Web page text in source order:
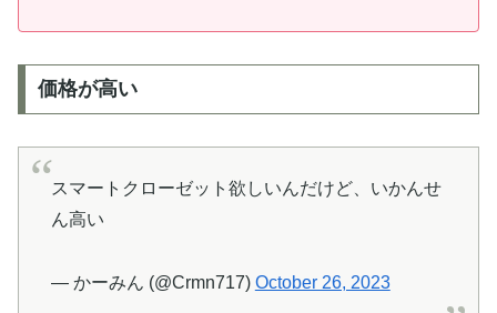
価格が高い
スマートクローゼット欲しいんだけど、いかんせ
ん高い
— かーみん (@Crmn717) October 26, 2023